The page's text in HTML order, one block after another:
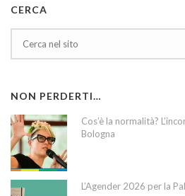
CERCA
NON PERDERTI…
Cos’è la normalità?
Bologna
L’Agender 2026 per la